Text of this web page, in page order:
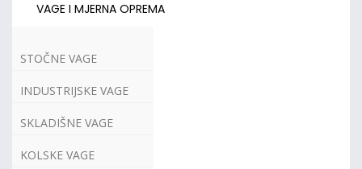
VAGE I MJERNA OPREMA
STOČNE VAGE
INDUSTRIJSKE VAGE
SKLADIŠNE VAGE
KOLSKE VAGE